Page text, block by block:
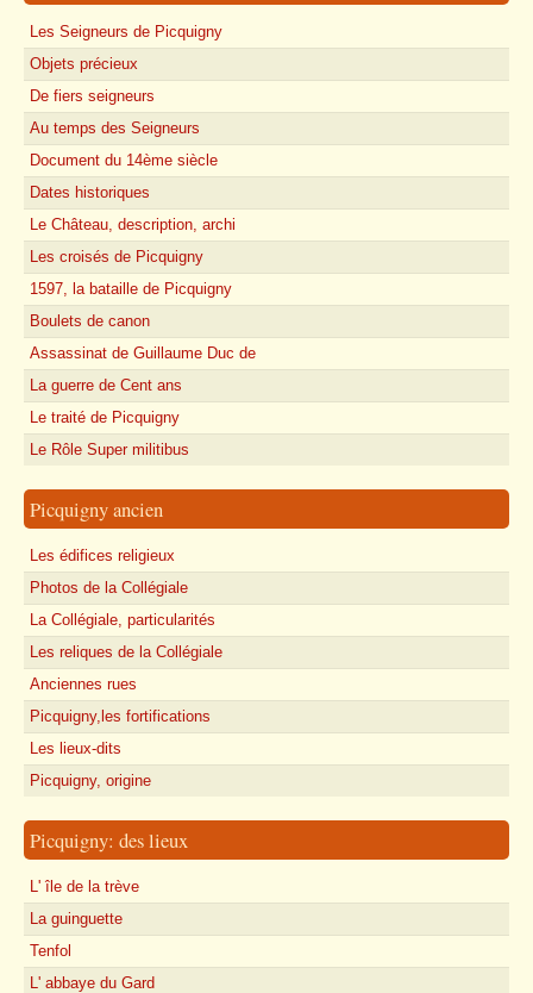
Les Seigneurs de Picquigny
Objets précieux
De fiers seigneurs
Au temps des Seigneurs
Document du 14ème siècle
Dates historiques
Le Château, description, archi
Les croisés de Picquigny
1597, la bataille de Picquigny
Boulets de canon
Assassinat de Guillaume Duc de
La guerre de Cent ans
Le traité de Picquigny
Le Rôle Super militibus
Picquigny ancien
Les édifices religieux
Photos de la Collégiale
La Collégiale, particularités
Les reliques de la Collégiale
Anciennes rues
Picquigny,les fortifications
Les lieux-dits
Picquigny, origine
Picquigny: des lieux
L' île de la trève
La guinguette
Tenfol
L' abbaye du Gard